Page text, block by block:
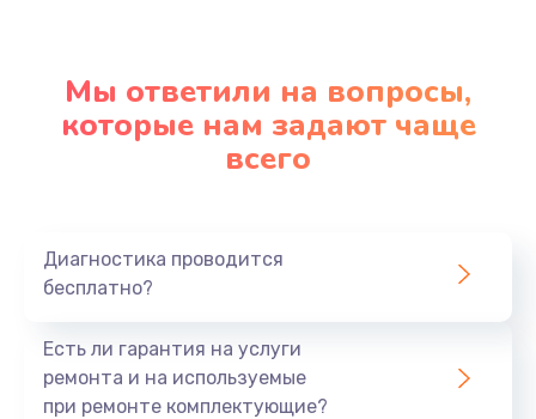
Мы ответили на вопросы,
которые нам задают чаще
всего
Диагностика проводится
бесплатно?
Есть ли гарантия на услуги
ремонта и на используемые
при ремонте комплектующие?